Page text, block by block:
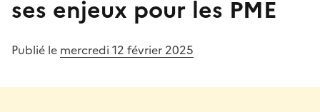
ses enjeux pour les PME
Publié le mercredi 12 février 2025